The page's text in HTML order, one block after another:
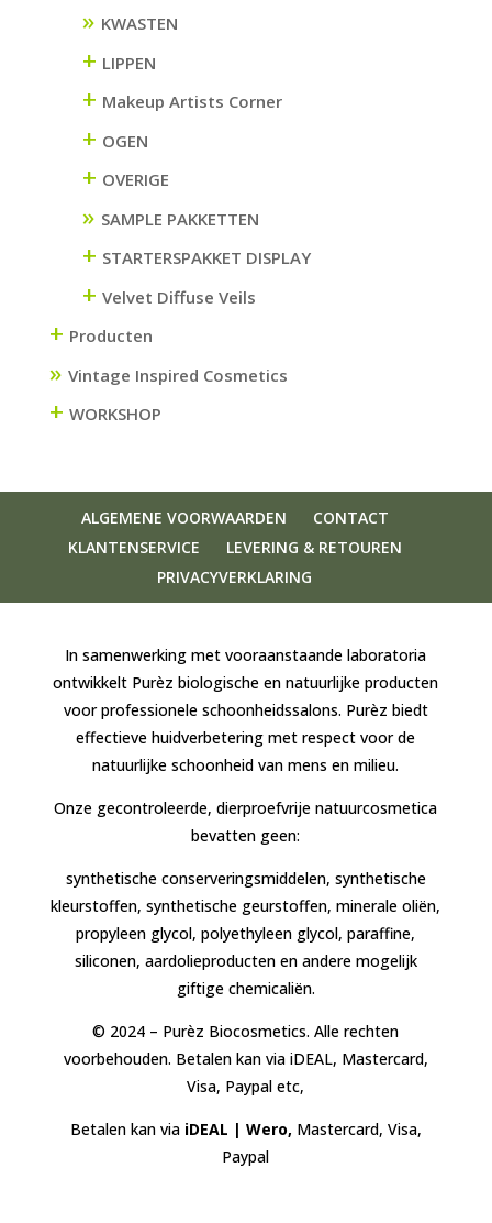
KWASTEN
+ LIPPEN
+ Makeup Artists Corner
+ OGEN
+ OVERIGE
SAMPLE PAKKETTEN
+ STARTERSPAKKET DISPLAY
+ Velvet Diffuse Veils
+ Producten
Vintage Inspired Cosmetics
+ WORKSHOP
ALGEMENE VOORWAARDEN
CONTACT
KLANTENSERVICE
LEVERING & RETOUREN
PRIVACYVERKLARING
In samenwerking met vooraanstaande laboratoria
ontwikkelt Purèz biologische en natuurlijke producten
voor professionele schoonheidssalons. Purèz biedt
effectieve huidverbetering met respect voor de
natuurlijke schoonheid van mens en milieu.
Onze gecontroleerde, dierproefvrije natuurcosmetica
bevatten geen:
synthetische conserveringsmiddelen, synthetische
kleurstoffen, synthetische geurstoffen, minerale oliën,
propyleen glycol, polyethyleen glycol, paraffine,
siliconen, aardolieproducten en andere mogelijk
giftige chemicaliën.
© 2024 – Purèz Biocosmetics. Alle rechten
voorbehouden. Betalen kan via iDEAL, Mastercard,
Visa, Paypal etc,
Betalen kan via iDEAL | Wero, Mastercard, Visa,
Paypal